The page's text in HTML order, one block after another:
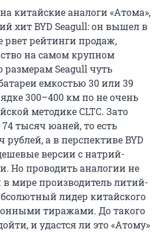
китайские аналоги «Атома»,
хит BYD Seagull: он вышел в
рейтинги продаж,
на самом крупном
Seagull чуть
емкостью 30 или 39
300–400 км по не очень
методике CLTC. Зато
тысяч юаней, то есть
а в перспективе BYD
версии с натрий-
Но проводить аналогии не
в мире производитель литий-
лидер китайского
тиражами. До такого
и удастся ли это «Атому»